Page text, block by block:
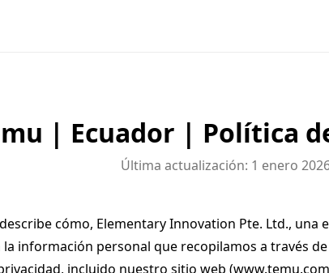
| Ecuador | Política
Última actualización: 1 enero
cómo, Elementary Innovation Pte. Ltd.,
información personal que recopilamos a través
incluido nuestro sitio web